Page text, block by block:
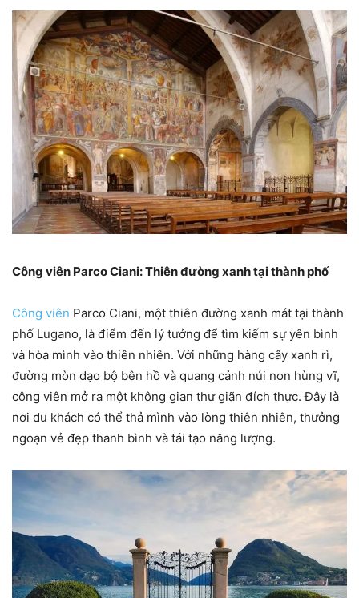
Công viên Parco Ciani: Thiên đường xanh tại thành phố
Công viên Parco Ciani, một thiên đường xanh mát tại thành
phố Lugano, là điểm đến lý tưởng để tìm kiếm sự yên bình
và hòa mình vào thiên nhiên. Với những hàng cây xanh rì,
đường mòn dạo bộ bên hồ và quang cảnh núi non hùng vĩ,
công viên mở ra một không gian thư giãn đích thực. Đây là
nơi du khách có thể thả mình vào lòng thiên nhiên, thưởng
ngoạn vẻ đẹp thanh bình và tái tạo năng lượng.